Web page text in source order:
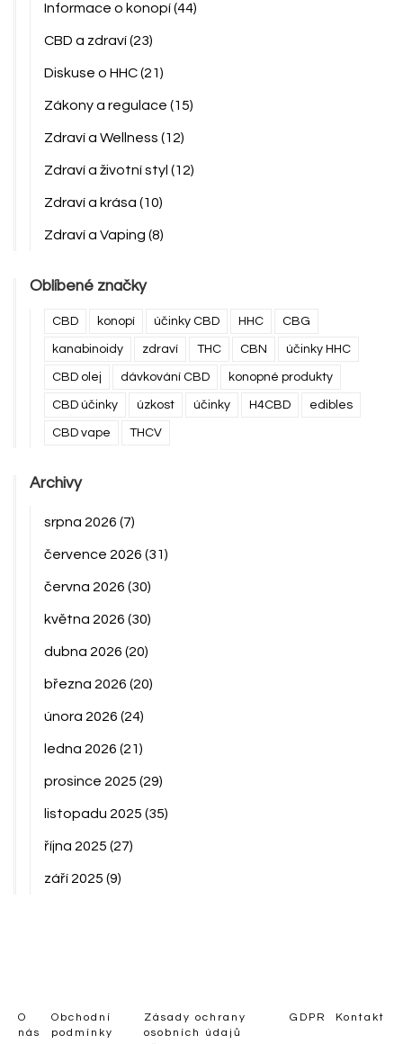
Informace o konopí(44)
CBD a zdraví(23)
Diskuse o HHC(21)
Zákony a regulace (15)
Zdraví a Wellness (12)
Zdraví a životní styl (12)
Zdraví a krása (10)
Zdraví a Vaping (8)
Oblíbené značky
CBD konopí účinky CBD HHC CBG
kanabinoidy zdraví THC CBN účinky HHC
CBD olej dávkování CBD konopné produkty
CBD účinky úzkost účinky H4CBD edibles
CBD vape THCV
Archivy
srpna 2026 (7)
července 2026 (31)
června 2026 (30)
května 2026 (30)
dubna 2026 (20)
března 2026 (20)
února 2026 (24)
ledna 2026 (21)
prosince 2025 (29)
listopadu 2025 (35)
října 2025 (27)
září 2025 (9)
O
nás
Obchodní
podmínky
Zásady ochrany
osobních údajů
GDPR Kontakt